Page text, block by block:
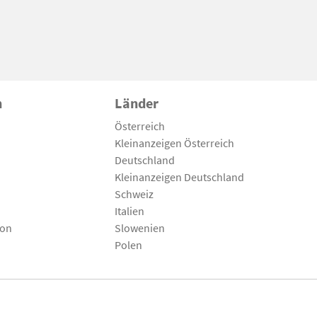
Länder
Österreich
Kleinanzeigen Österreich
Deutschland
Kleinanzeigen Deutschland
Schweiz
Italien
Slowenien
Polen